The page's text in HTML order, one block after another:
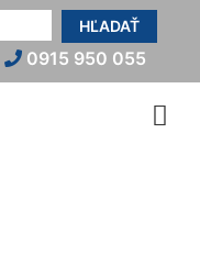
HĽADAŤ
0915 950 055